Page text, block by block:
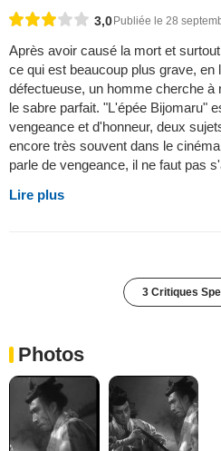
3,0Publiée le 28
Après avoir causé la mort et
ce qui est beaucoup plus grave, en
défectueuse, un homme cherche
le sabre parfait. "L'épée Bijomaru"
vengeance et d'honneur, deux
encore très souvent dans le
parle de vengeance, il ne faut pas
Lire plus
3 Critiques
Photos